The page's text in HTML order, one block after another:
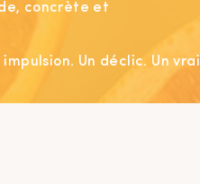
concrète et
Un déclic. Un vrai